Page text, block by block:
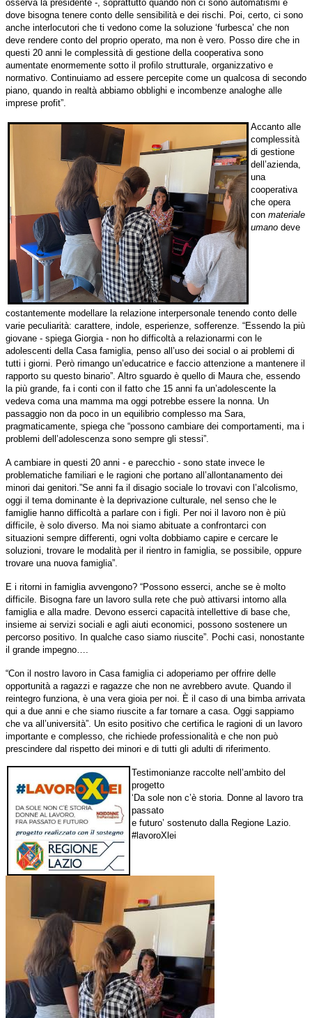
osserva la presidente -, soprattutto quando non ci sono automatismi e
dove bisogna tenere conto delle sensibilità e dei rischi. Poi, certo, ci sono
anche interlocutori che ti vedono come la soluzione ‘furbesca’ che non
deve rendere conto del proprio operato, ma non è vero. Posso dire che in
questi 20 anni le complessità di gestione della cooperativa sono
aumentate enormemente sotto il profilo strutturale, organizzativo e
normativo. Continuiamo ad essere percepite come un qualcosa di secondo
piano, quando in realtà abbiamo obblighi e incombenze analoghe alle
imprese profit”.
Accanto alle
complessità
di gestione
dell’azienda,
una
cooperativa
che opera
con materiale
umano deve
costantemente modellare la relazione interpersonale tenendo conto delle
varie peculiarità: carattere, indole, esperienze, sofferenze. “Essendo la più
giovane - spiega Giorgia - non ho difficoltà a relazionarmi con le
adolescenti della Casa famiglia, penso all’uso dei social o ai problemi di
tutti i giorni. Però rimango un’educatrice e faccio attenzione a mantenere il
rapporto su questo binario”. Altro sguardo è quello di Maura che, essendo
la più grande, fa i conti con il fatto che 15 anni fa un’adolescente la
vedeva coma una mamma ma oggi potrebbe essere la nonna. Un
passaggio non da poco in un equilibrio complesso ma Sara,
pragmaticamente, spiega che “possono cambiare dei comportamenti, ma i
problemi dell’adolescenza sono sempre gli stessi”.
A cambiare in questi 20 anni - e parecchio - sono state invece le
problematiche familiari e le ragioni che portano all’allontanamento dei
minori dai genitori.”Se anni fa il disagio sociale lo trovavi con l’alcolismo,
oggi il tema dominante è la deprivazione culturale, nel senso che le
famiglie hanno difficoltà a parlare con i figli. Per noi il lavoro non è più
difficile, è solo diverso. Ma noi siamo abituate a confrontarci con
situazioni sempre differenti, ogni volta dobbiamo capire e cercare le
soluzioni, trovare le modalità per il rientro in famiglia, se possibile, oppure
trovare una nuova famiglia”.
E i ritorni in famiglia avvengono? “Possono esserci, anche se è molto
difficile. Bisogna fare un lavoro sulla rete che può attivarsi intorno alla
famiglia e alla madre. Devono esserci capacità intellettive di base che,
insieme ai servizi sociali e agli aiuti economici, possono sostenere un
percorso positivo. In qualche caso siamo riuscite”. Pochi casi, nonostante
il grande impegno….
“Con il nostro lavoro in Casa famiglia ci adoperiamo per offrire delle
opportunità a ragazzi e ragazze che non ne avrebbero avute. Quando il
reintegro funziona, è una vera gioia per noi. È il caso di una bimba arrivata
qui a due anni e che siamo riuscite a far tornare a casa. Oggi sappiamo
che va all’università”. Un esito positivo che certifica le ragioni di un lavoro
importante e complesso, che richiede professionalità e che non può
prescindere dal rispetto dei minori e di tutti gli adulti di riferimento.
Testimonianze raccolte nell’ambito del
progetto
‘Da sole non c’è storia. Donne al lavoro tra
passato
e futuro’ sostenuto dalla Regione Lazio.
#lavoroXlei